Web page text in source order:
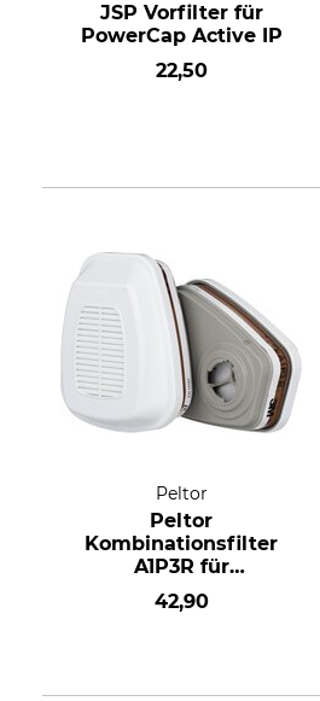
JSP Vorfilter für
PowerCap Active IP
22,50
Peltor
Peltor
Kombinationsfilter
A1P3R für
Atemschutzmasken
6000
42,90